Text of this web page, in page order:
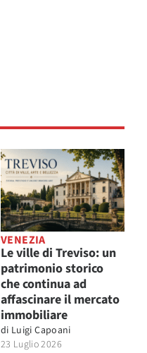
VENEZIA
Le ville di Treviso: un
patrimonio storico
che continua ad
affascinare il mercato
immobiliare
di Luigi Capoani
23 Luglio 2026